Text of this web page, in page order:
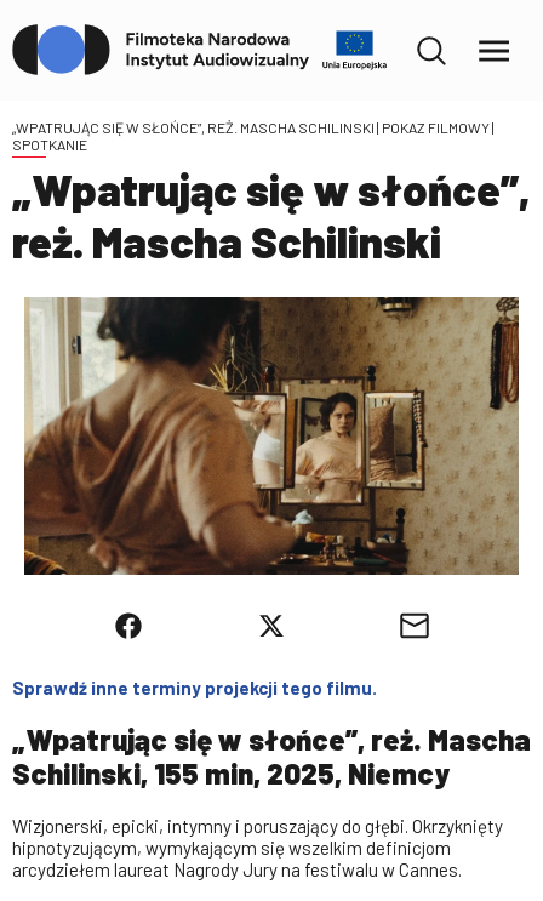
„WPATRUJĄC SIĘ W SŁOŃCE”, REŻ. MASCHA SCHILINSKI | POKAZ FILMOWY |
SPOTKANIE
„Wpatrując się w słońce”,
reż. Mascha Schilinski
Sprawdź inne terminy projekcji tego filmu.
„Wpatrując się w słońce”, reż. Mascha
Schilinski, 155 min, 2025, Niemcy
Wizjonerski, epicki, intymny i poruszający do głębi. Okrzyknięty
hipnotyzującym, wymykającym się wszelkim definicjom
arcydziełem laureat Nagrody Jury na festiwalu w Cannes.